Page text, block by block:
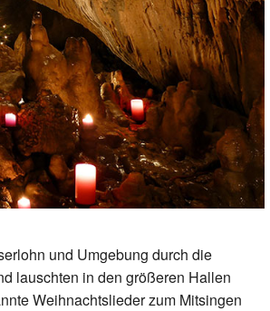
und Umgebung durch die
lauschten in den größeren Hallen
Weihnachtslieder zum Mitsingen